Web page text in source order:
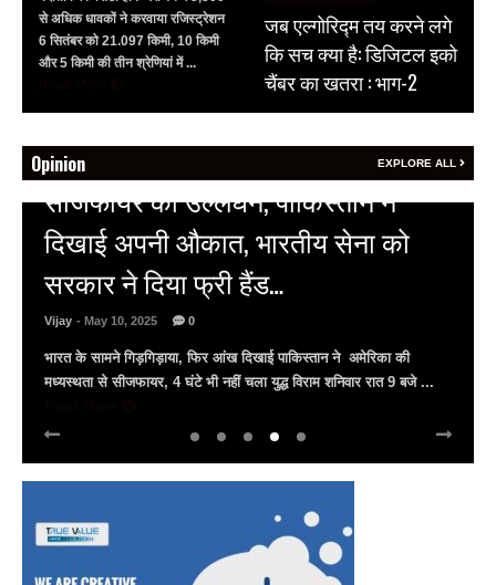
से अधिक धावकों ने करवाया रजिस्ट्रेशन
6 सितंबर को 21.097 किमी, 10 किमी
और 5 किमी की तीन श्रेणियां में ...
जब एल्गोरिद्म तय करने लगे
कि सच क्या है: डिजिटल इको
चैंबर का खतरा : भाग-2
Opinion EXPLORE ALL
अल्बर्ट हॉल पर राजस्थान दिवस समारोह,
राजस्थानी लोक कलाकारों ने बांधा समां…
Vijay - March 30, 2025
अल्बर्ट हॉल पर राज्यस्तरीय सांस्कृतिक संध्या का भव्य आयोजन, उमड़ा जन
सैलाब राज्यपाल हरिभाऊ किसनराव बागडे़, मुख्यमंत्री भजनलाल शर्मा और उप